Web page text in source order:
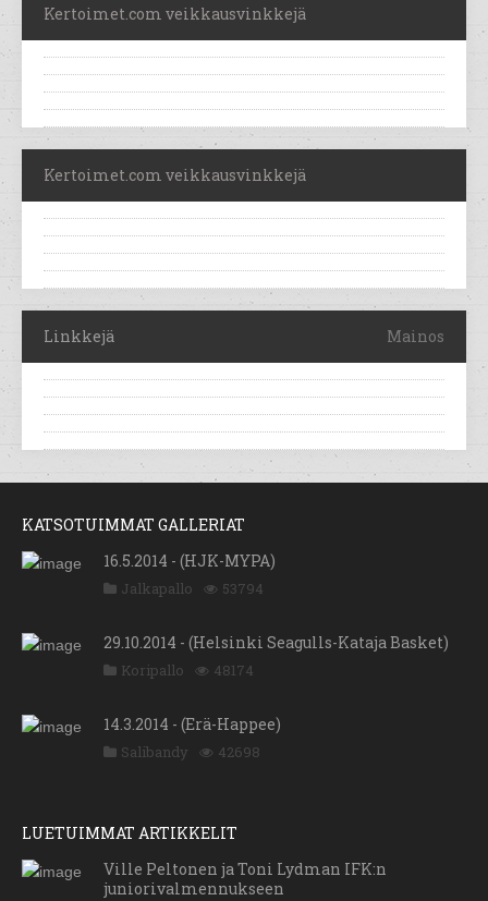
Kertoimet.com veikkausvinkkejä
Kertoimet.com veikkausvinkkejä
Linkkejä Mainos
KATSOTUIMMAT GALLERIAT
16.5.2014 - (HJK-MYPA)
Jalkapallo 53794
29.10.2014 - (Helsinki Seagulls-Kataja Basket)
Koripallo 48174
14.3.2014 - (Erä-Happee)
Salibandy 42698
LUETUIMMAT ARTIKKELIT
Ville Peltonen ja Toni Lydman IFK:n
juniorivalmennukseen